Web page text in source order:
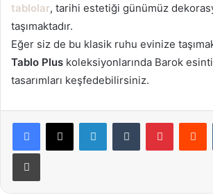
tablolar, tarihi estetiği günümüz
taşımaktadır.
Eğer siz de bu klasik ruhu evinize
Tablo Plus koleksiyonlarında Barok
tasarımları keşfedebilirsiniz.